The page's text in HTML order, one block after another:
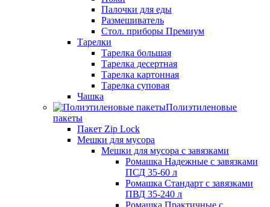
Палочки для еды
Размешиватель
Стол. приборы Премиум
Тарелки
Тарелка большая
Тарелка десертная
Тарелка картонная
Тарелка суповая
Чашка
Полиэтиленовые
пакеты
Пакет Zip Lock
Мешки для мусора
Мешки для мусора с завязками
Ромашка Надежные с завязками
ПСД 35-60 л
Ромашка Стандарт с завязками
ПВД 35-240 л
Ромашка Практичные с